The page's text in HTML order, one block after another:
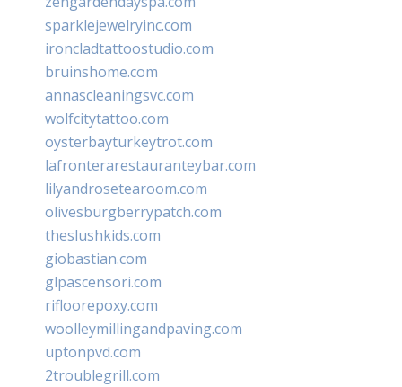
sparklejewelryinc.com
ironcladtattoostudio.com
bruinshome.com
annascleaningsvc.com
wolfcitytattoo.com
oysterbayturkeytrot.com
lafronterarestauranteybar.com
lilyandrosetearoom.com
olivesburgberrypatch.com
theslushkids.com
giobastian.com
glpascensori.com
rifloorepoxy.com
woolleymillingandpaving.com
uptonpvd.com
2troublegrill.com